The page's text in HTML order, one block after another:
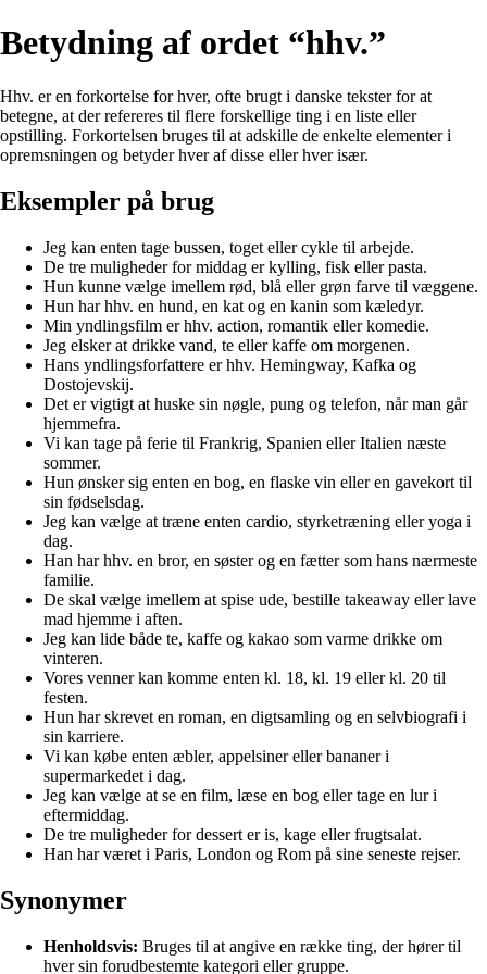
Betydning af ordet “hhv.”
Hhv. er en forkortelse for hver, ofte brugt i danske tekster for at
betegne, at der refereres til flere forskellige ting i en liste eller
opstilling. Forkortelsen bruges til at adskille de enkelte elementer i
opremsningen og betyder hver af disse eller hver især.
Eksempler på brug
Jeg kan enten tage bussen, toget eller cykle til arbejde.
De tre muligheder for middag er kylling, fisk eller pasta.
Hun kunne vælge imellem rød, blå eller grøn farve til væggene.
Hun har hhv. en hund, en kat og en kanin som kæledyr.
Min yndlingsfilm er hhv. action, romantik eller komedie.
Jeg elsker at drikke vand, te eller kaffe om morgenen.
Hans yndlingsforfattere er hhv. Hemingway, Kafka og
Dostojevskij.
Det er vigtigt at huske sin nøgle, pung og telefon, når man går
hjemmefra.
Vi kan tage på ferie til Frankrig, Spanien eller Italien næste
sommer.
Hun ønsker sig enten en bog, en flaske vin eller en gavekort til
sin fødselsdag.
Jeg kan vælge at træne enten cardio, styrketræning eller yoga i
dag.
Han har hhv. en bror, en søster og en fætter som hans nærmeste
familie.
De skal vælge imellem at spise ude, bestille takeaway eller lave
mad hjemme i aften.
Jeg kan lide både te, kaffe og kakao som varme drikke om
vinteren.
Vores venner kan komme enten kl. 18, kl. 19 eller kl. 20 til
festen.
Hun har skrevet en roman, en digtsamling og en selvbiografi i
sin karriere.
Vi kan købe enten æbler, appelsiner eller bananer i
supermarkedet i dag.
Jeg kan vælge at se en film, læse en bog eller tage en lur i
eftermiddag.
De tre muligheder for dessert er is, kage eller frugtsalat.
Han har været i Paris, London og Rom på sine seneste rejser.
Synonymer
Henholdsvis: Bruges til at angive en række ting, der hører til
hver sin forudbestemte kategori eller gruppe.